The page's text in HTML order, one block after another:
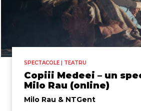
SPECTACOLE | TEATRU
Copiii Medeei – un
Milo Rau (online)
Milo Rau & NTGent